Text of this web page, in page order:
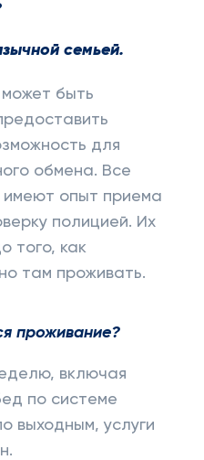
семьей.
быть
для
обмена. Все
опыт приема
полицией. Их
того, как
там проживать.
проживание?
включая
по системе
выходным, услуги